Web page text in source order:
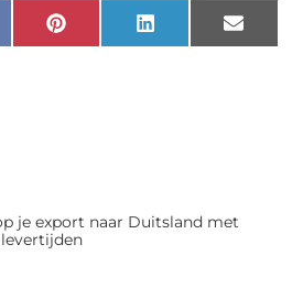
PinterestLinkedIn Email
je export naar Duitsland met